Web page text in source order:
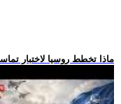
.. ماذا تخطط روسيا لاختبار